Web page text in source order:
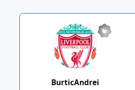
BurticAndrei